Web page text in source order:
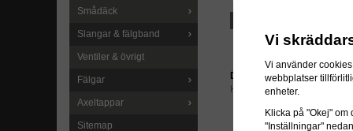
Smådäck
Slangar & fälgband
Ventiler & övrigt
Fälgar
Axeltappar
Sitemap
Direktlänk:
Högerklicka och kopiera
Vi
Vi använder
webbplatser
enheter.
Klicka på "Okej"
"Inställningar"